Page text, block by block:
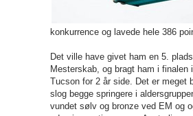
konkurrence og lavede hele 386
Det ville have givet ham en 5.
Mesterskab, og bragt ham i
Tucson for 2 år side. Det er
slog begge springere i
vundet sølv og bronze ved EM og